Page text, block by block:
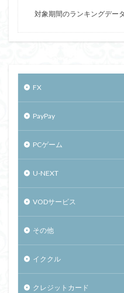
対象期間のランキングデー
FX
PayPay
PCゲーム
U-NEXT
VODサービス
その他
イククル
クレジットカード